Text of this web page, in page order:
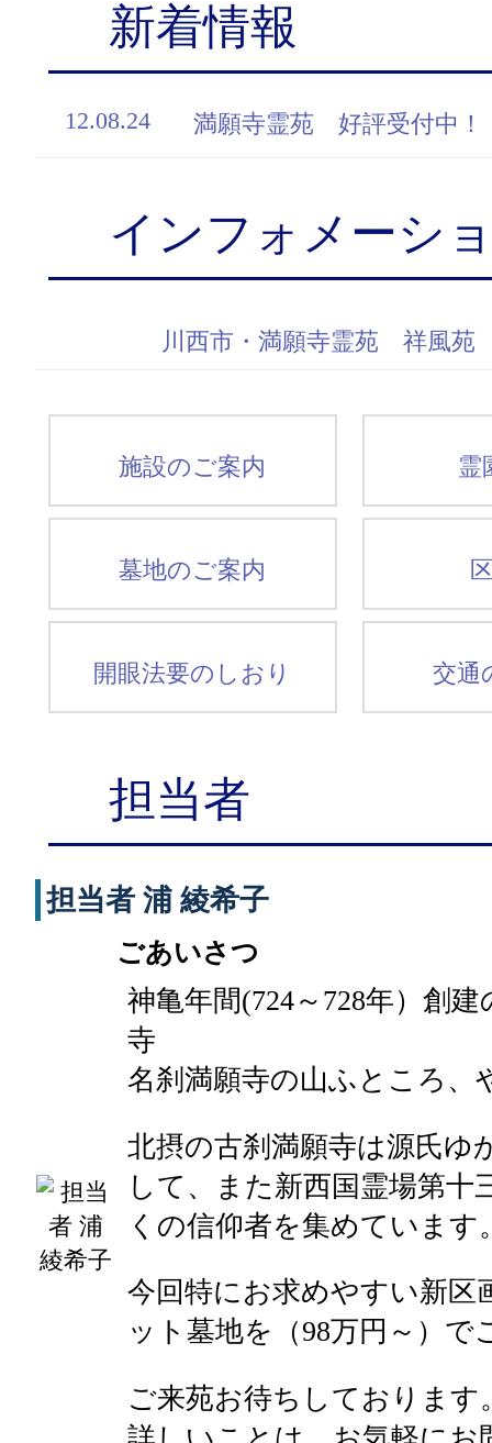
新着情報
12.08.24 満願寺霊苑 好評受付中！
インフォメーシ
川西市・満願寺霊苑 祥風苑
施設のご案内 霊
墓地のご案内
開眼法要のしおり 交通
担当者
担当者 浦 綾希子
ごあいさつ
神亀年間(724～728年）創
寺
名刹満願寺の山ふところ、
北摂の古刹満願寺は源氏ゆ
して、また新西国霊場第十
くの信仰者を集めています
今回特にお求めやすい新区
ット墓地を（98万円～）
ご来苑お待ちしております